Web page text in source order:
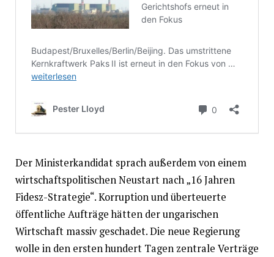
Der Ministerkandidat sprach außerdem von einem
wirtschaftspolitischen Neustart nach „16 Jahren
Fidesz-Strategie“. Korruption und überteuerte
öffentliche Aufträge hätten der ungarischen
Wirtschaft massiv geschadet. Die neue Regierung
wolle in den ersten hundert Tagen zentrale Verträge